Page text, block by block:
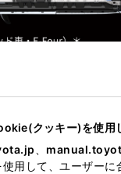
クッキー)を使用
用して、ユーザーに
ォーマンス